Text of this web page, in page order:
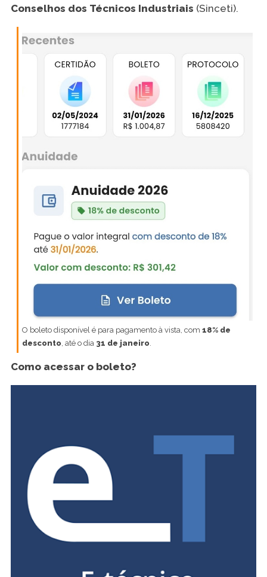
Conselhos dos Técnicos Industriais (Sinceti).
O boleto disponível é para pagamento à vista, com 18% de
desconto, até o dia 31 de janeiro.
Como acessar o boleto?